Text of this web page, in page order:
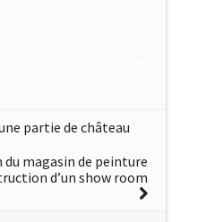
partie de château
du magasin de peinture
d’un show room